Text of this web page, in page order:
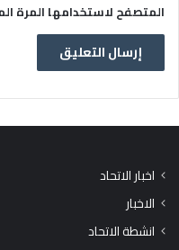
المتصفح لاستخدامها المرة
اخبار الاتحاد
الاخبار
انشطة الاتحاد